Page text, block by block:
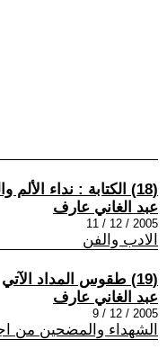
(18) الكتابة : نداء الألم والفرح
عبد الغاني عارف
2005 / 12 / 11
الادب والفن
(19) طقوس المداد الآتي
عبد الغاني عارف
2005 / 12 / 9
الشهداء والمضحين من